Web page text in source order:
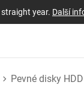
year. Další
Pevné disky HDD